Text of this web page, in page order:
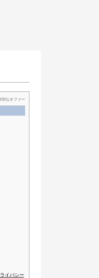
別なオファー
イバシー